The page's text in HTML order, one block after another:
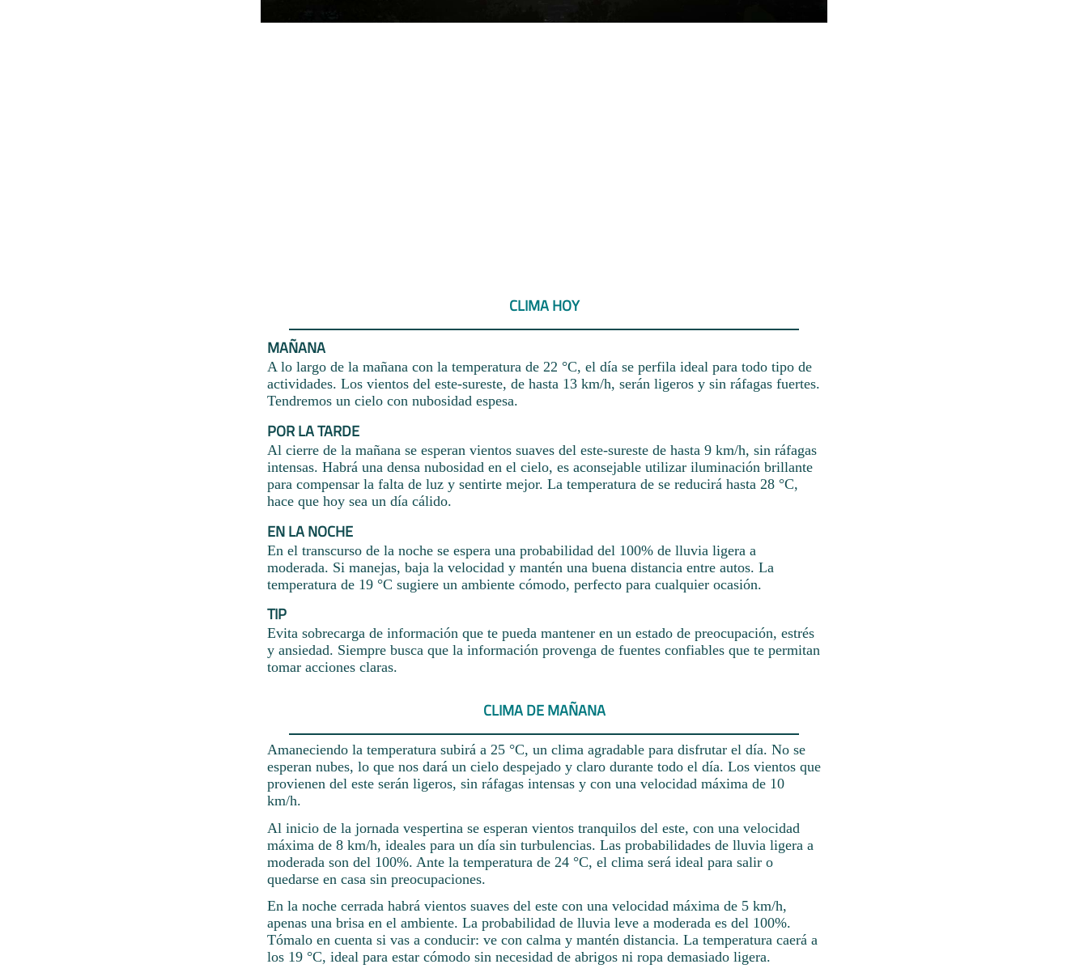
CLIMA HOY
MAÑANA
A lo largo de la mañana con la temperatura de 22 °C, el día se perfila ideal para todo tipo de
actividades. Los vientos del este-sureste, de hasta 13 km/h, serán ligeros y sin ráfagas fuertes.
Tendremos un cielo con nubosidad espesa.
POR LA TARDE
Al cierre de la mañana se esperan vientos suaves del este-sureste de hasta 9 km/h, sin ráfagas
intensas. Habrá una densa nubosidad en el cielo, es aconsejable utilizar iluminación brillante
para compensar la falta de luz y sentirte mejor. La temperatura de se reducirá hasta 28 °C,
hace que hoy sea un día cálido.
EN LA NOCHE
En el transcurso de la noche se espera una probabilidad del 100% de lluvia ligera a
moderada. Si manejas, baja la velocidad y mantén una buena distancia entre autos. La
temperatura de 19 °C sugiere un ambiente cómodo, perfecto para cualquier ocasión.
TIP
Evita sobrecarga de información que te pueda mantener en un estado de preocupación, estrés
y ansiedad. Siempre busca que la información provenga de fuentes confiables que te permitan
tomar acciones claras.
CLIMA DE MAÑANA
Amaneciendo la temperatura subirá a 25 °C, un clima agradable para disfrutar el día. No se
esperan nubes, lo que nos dará un cielo despejado y claro durante todo el día. Los vientos que
provienen del este serán ligeros, sin ráfagas intensas y con una velocidad máxima de 10
km/h.
Al inicio de la jornada vespertina se esperan vientos tranquilos del este, con una velocidad
máxima de 8 km/h, ideales para un día sin turbulencias. Las probabilidades de lluvia ligera a
moderada son del 100%. Ante la temperatura de 24 °C, el clima será ideal para salir o
quedarse en casa sin preocupaciones.
En la noche cerrada habrá vientos suaves del este con una velocidad máxima de 5 km/h,
apenas una brisa en el ambiente. La probabilidad de lluvia leve a moderada es del 100%.
Tómalo en cuenta si vas a conducir: ve con calma y mantén distancia. La temperatura caerá a
los 19 °C, ideal para estar cómodo sin necesidad de abrigos ni ropa demasiado ligera.